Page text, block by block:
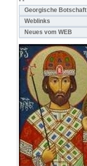
Georgische Botschaft
Weblinks
Neues vom WEB